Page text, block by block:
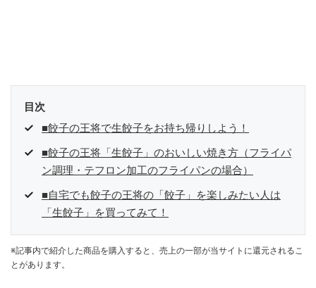
目次
■餃子の王将で生餃子をお持ち帰りしよう！
■餃子の王将「生餃子」のおいしい焼き方（フライパ
ン調理・テフロン加工のフライパンの場合）
■自宅でも餃子の王将の「餃子」を楽しみたい人は
「生餃子」を買ってみて！
※記事内で紹介した商品を購入すると、売上の一部が当サイトに還元されるこ
とがあります。